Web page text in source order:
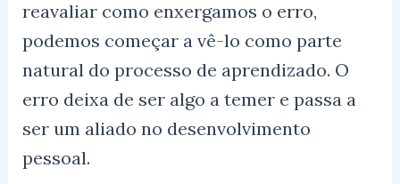
reavaliar como enxergamos o erro,
podemos começar a vê-lo como parte
natural do processo de aprendizado. O
erro deixa de ser algo a temer e passa a
ser um aliado no desenvolvimento
pessoal.